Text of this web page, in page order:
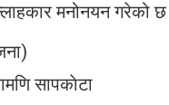
मनोनयन गरेको
सापकाेटा